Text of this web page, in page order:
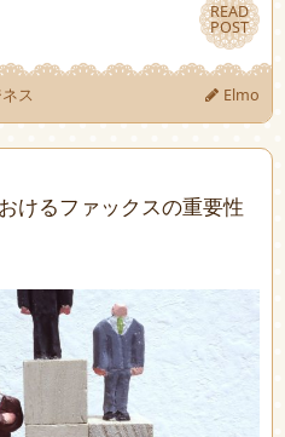
READ
POST
READ
POST
ス Elmo
けるファックスの重要性